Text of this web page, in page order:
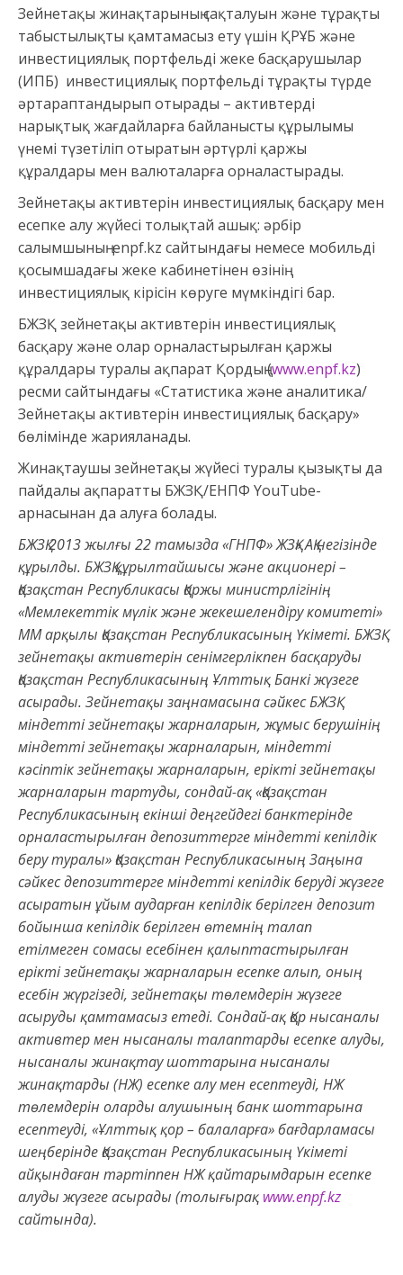
Зейнетақы жинақтарының сақталуын және тұрақты
табыстылықты қамтамасыз ету үшін ҚРҰБ және
инвестициялық портфельді жеке басқарушылар
(ИПБ) инвестициялық портфельді тұрақты түрде
әртараптандырып отырады – активтерді
нарықтық жағдайларға байланысты құрылымы
үнемі түзетіліп отыратын әртүрлі қаржы
құралдары мен валюталарға орналастырады.
Зейнетақы активтерін инвестициялық басқару мен
есепке алу жүйесі толықтай ашық: әрбір
салымшының enpf.kz сайтындағы немесе мобильді
қосымшадағы жеке кабинетінен өзінің
инвестициялық кірісін көруге мүмкіндігі бар.
БЖЗҚ зейнетақы активтерін инвестициялық
басқару және олар орналастырылған қаржы
құралдары туралы ақпарат Қордың (www.enpf.kz)
ресми сайтындағы «Статистика және аналитика/
Зейнетақы активтерін инвестициялық басқару»
бөлімінде жарияланады.
Жинақтаушы зейнетақы жүйесі туралы қызықты да
пайдалы ақпаратты БЖЗҚ/ЕНПФ YouTube-
арнасынан да алуға болады.
БЖЗҚ 2013 жылғы 22 тамызда «ГНПФ» ЖЗҚ» АҚ негізінде
құрылды. БЖЗҚ құрылтайшысы жәнеакционері –
Қазақстан Республикасы Қаржы министрлігінің
«Мемлекеттік мүлік және жекешелендіру комитеті»
ММ арқылы Қазақстан Республикасының Үкіметі. БЖЗҚ
зейнетақы активтерін сенімгерлікпен басқаруды
Қазақстан Республикасының Ұлттық Банкі жүзеге
асырады. Зейнетақы заңнамасына сәйкес БЖЗҚ
міндетті зейнетақы жарналарын, жұмыс берушінің
міндетті зейнетақы жарналарын, міндетті
кәсіптік зейнетақы жарналарын, ерікті зейнетақы
жарналарын тартуды, сондай-ақ «Қазақстан
Республикасының екінші деңгейдегі банктерінде
орналастырылған депозиттерге міндетті кепілдік
беру туралы» Қазақстан Республикасының Заңына
сәйкес депозиттерге міндетті кепілдік беруді жүзеге
асыратын ұйым аударған кепілдік берілген депозит
бойынша кепілдік берілген өтемнің талап
етілмеген сомасы есебінен қалыптастырылған
ерікті зейнетақы жарналарын есепке алып, оның
есебін жүргізеді, зейнетақы төлемдерін жүзеге
асыруды қамтамасыз етеді. Сондай-ақ Қор нысаналы
активтер мен нысаналы талаптарды есепке алуды,
нысаналы жинақтау шоттарына нысаналы
жинақтарды (НЖ) есепке алу мен есептеуді, НЖ
төлемдерін оларды алушының банк шоттарына
есептеуді, «Ұлттық қор – балаларға» бағдарламасы
шеңберінде Қазақстан Республикасының Үкіметі
айқындаған тәртіппен НЖ қайтарымдарын есепке
алуды жүзеге асырады (толығырақ www.enpf.kz
сайтында).